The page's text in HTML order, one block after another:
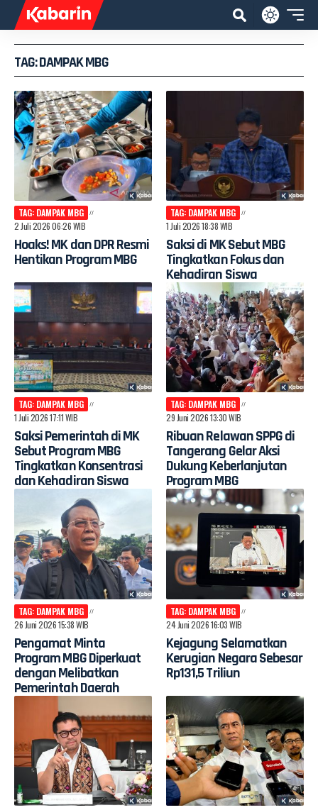
TAG: DAMPAK MBG
TAG: DAMPAK MBG
2 Juli 2026 06:26 WIB
Hoaks! MK dan DPR Resmi
Hentikan Program MBG
TAG: DAMPAK MBG
1 Juli 2026 18:38 WIB
Saksi di MK Sebut MBG
Tingkatkan Fokus dan
Kehadiran Siswa
TAG: DAMPAK MBG
1 Juli 2026 17:11 WIB
Saksi Pemerintah di MK
Sebut Program MBG
Tingkatkan Konsentrasi
dan Kehadiran Siswa
TAG: DAMPAK MBG
29 Juni 2026 13:30 WIB
Ribuan Relawan SPPG di
Tangerang Gelar Aksi
Dukung Keberlanjutan
Program MBG
TAG: DAMPAK MBG
26 Juni 2026 15:38 WIB
Pengamat Minta
Program MBG Diperkuat
dengan Melibatkan
Pemerintah Daerah
TAG: DAMPAK MBG
24 Juni 2026 16:03 WIB
Kejagung Selamatkan
Kerugian Negara Sebesar
Rp131,5 Triliun